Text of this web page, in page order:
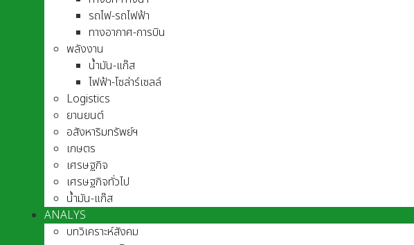
รถไฟ-รถไฟฟ้า
ทางอากาศ-การบิน
พลังงาน
น้ำมัน-แก๊ส
ไฟฟ้า-โซล่าร์เซลล์
Logistics
ยานยนต์
อสังหาริมทรัพย์ฯ
เกษตร
เศรษฐกิจ
เศรษฐกิจทั่วไป
น้ำมัน-แก๊ส
ANALYS
บทวิเคราะห์สังคม